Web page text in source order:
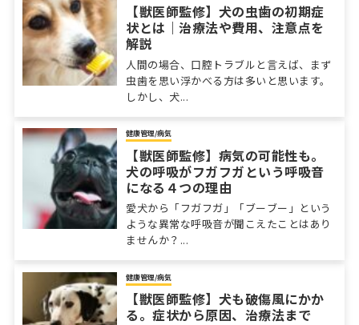
【獣医師監修】犬の虫歯の初期症
状とは｜治療法や費用、注意点を
解説
人間の場合、口腔トラブルと言えば、まず
虫歯を思い浮かべる方は多いと思います。
しかし、犬...
健康管理/病気
【獣医師監修】病気の可能性も。
犬の呼吸がフガフガという呼吸音
になる４つの理由
愛犬から「フガフガ」「ブーブー」という
ような異常な呼吸音が聞こえたことはあり
ませんか？...
健康管理/病気
【獣医師監修】犬も破傷風にかか
る。症状から原因、治療法まで